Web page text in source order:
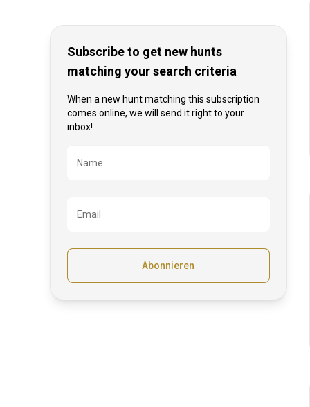
Subscribe to get new hunts
matching your search criteria
When a new hunt matching this subscription
comes online, we will send it right to your
inbox!
Bezeichnung
Name
Email
Abonnieren